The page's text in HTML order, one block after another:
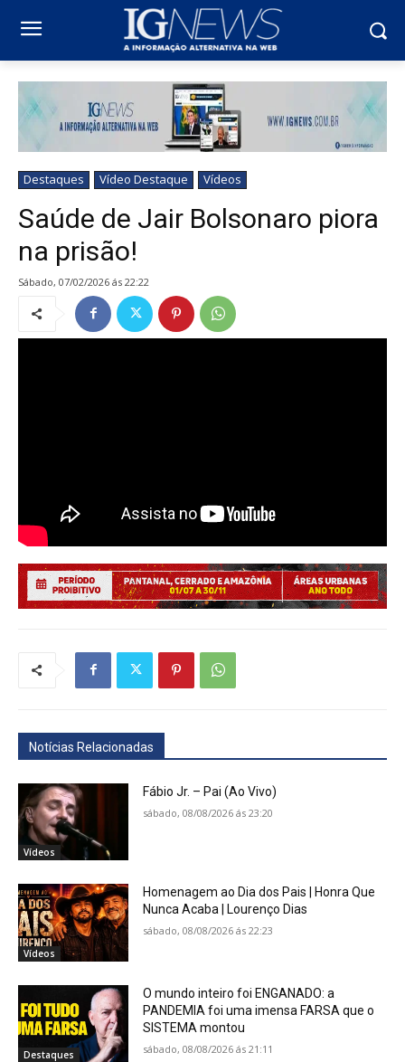
Destaques Vídeo Destaque Vídeos
Saúde de Jair Bolsonaro piora
na prisão!
sábado, 07/02/2026 ás 22:22
Notícias Relacionadas
Vídeos
Fábio Jr. – Pai (Ao Vivo)
sábado, 08/08/2026 ás 23:20
Vídeos
Homenagem ao Dia dos Pais | Honra Que
Nunca Acaba | Lourenço Dias
sábado, 08/08/2026 ás 22:23
Destaques
O mundo inteiro foi ENGANADO: a
PANDEMIA foi uma imensa FARSA que o
SISTEMA montou
sábado, 08/08/2026 ás 21:11